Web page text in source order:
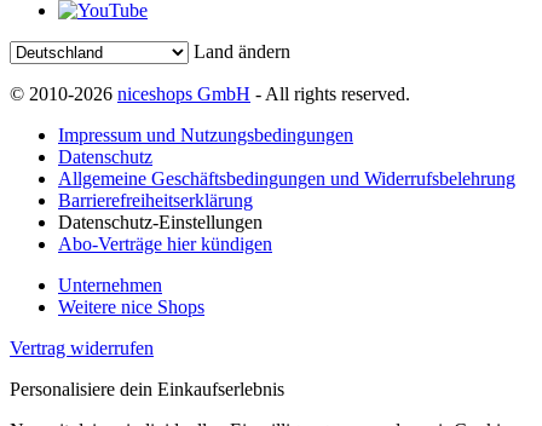
Land ändern
© 2010-2026 niceshops GmbH - All rights reserved.
Impressum und Nutzungsbedingungen
Datenschutz
Allgemeine Geschäftsbedingungen und Widerrufsbelehrung
Barrierefreiheitserklärung
Datenschutz-Einstellungen
Abo-Verträge hier kündigen
Unternehmen
Weitere nice Shops
Vertrag widerrufen
Personalisiere dein Einkaufserlebnis